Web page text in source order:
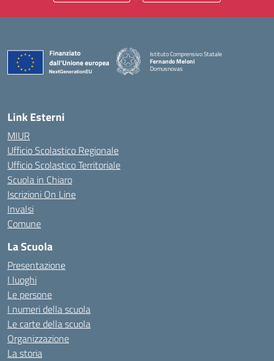
Istituto Comprensivo Statale
Fernando Meloni
Domusnovas
Link Esterni
MIUR
Ufficio Scolastico Regionale
Ufficio Scolastico Territoriale
Scuola in Chiaro
Iscrizioni On Line
Invalsi
Comune
La Scuola
Presentazione
I luoghi
Le persone
I numeri della scuola
Le carte della scuola
Organizzazione
La storia